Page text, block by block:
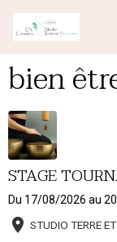
bien
STAGE
Du 17/08/2026 au
STUDIO TERRE